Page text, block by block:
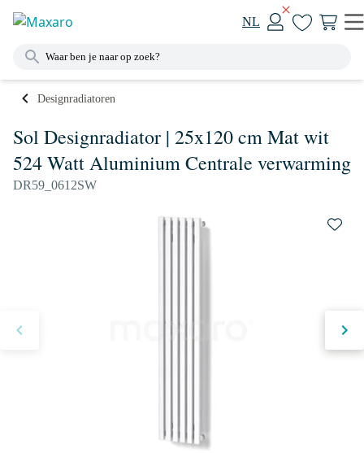
NL
Designradiatoren
Sol Designradiator | 25x120 cm Mat wit
524 Watt Aluminium Centrale verwarming
DR59_0612SW